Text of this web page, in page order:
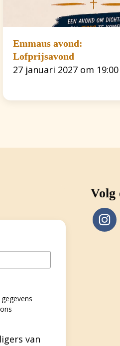
Emmaus avond:
Lofprijsavond
27 januari 2027 om
van
Volg